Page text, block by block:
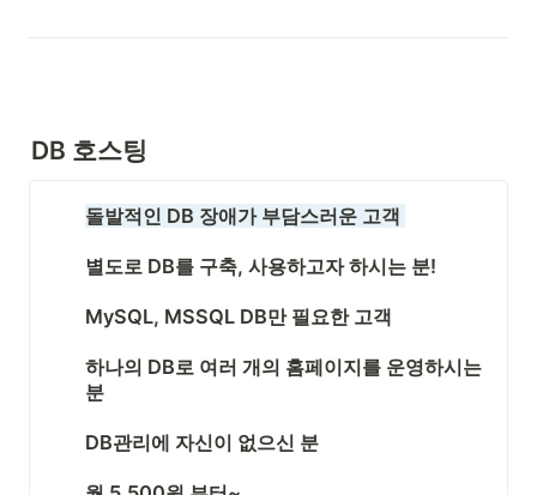
DB 호스팅
돌발적인 DB 장애가 부담스러운 고객
별도로 DB를 구축, 사용하고자 하시는 분!
MySQL, MSSQL DB만 필요한 고객
하나의 DB로 여러 개의 홈페이지를 운영하시는
분
DB관리에 자신이 없으신 분